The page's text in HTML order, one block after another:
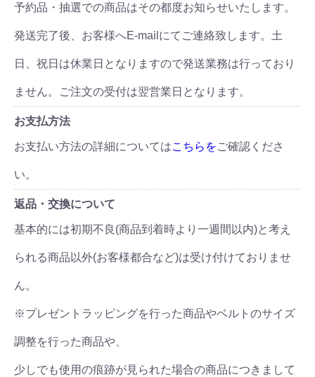
予約品・抽選での商品はその都度お知らせいたします。
発送完了後、お客様へE-mailにてご連絡致します。土
日、祝日は休業日となりますので発送業務は行っており
ません。ご注文の受付は翌営業日となります。
お支払方法
お支払い方法の詳細についてはこちらをご確認くださ
い。
返品・交換について
基本的には初期不良(商品到着時より一週間以内)と考え
られる商品以外(お客様都合など)は受け付けておりませ
ん。
※プレゼントラッピングを行った商品やベルトのサイズ
調整を行った商品や、
少しでも使用の痕跡が見られた場合の商品につきまして